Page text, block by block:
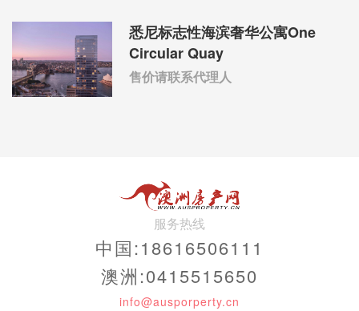
悉尼标志性海滨奢华公寓One
Circular Quay
售价请联系代理人
服务热线
中国:18616506111
澳洲:0415515650
info@ausporperty.cn